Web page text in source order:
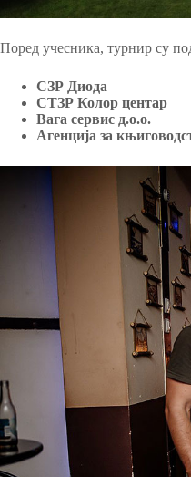
Поред учесника, турнир су
СЗР Диода
СТЗР Колор центар
Вага сервис д.о.о.
Агенција за